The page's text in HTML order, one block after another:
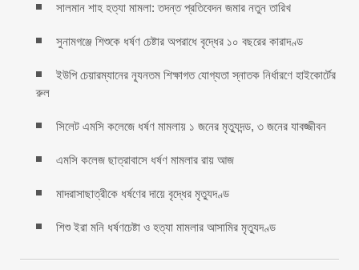
সালমান শাহ হত্যা মামলা: তদন্ত প্রতিবেদন জমার নতুন তারিখ
সুনামগঞ্জে শিশুকে ধর্ষণ চেষ্টার অপরাধে বৃদ্ধের ১০ বছরের কারাদণ্ড
ইউপি চেয়ারম্যানের ন্যূনতম শিক্ষাগত যোগ্যতা স্নাতক নির্ধারণে হাইকোর্টের
রুল
সিলেট এমসি কলেজে ধর্ষণ মামলায় ১ জনের মৃত্যুদন্ড, ৩ জনের যাবজ্জীবন
এমসি কলেজ ছাত্রাবাসে ধর্ষণ মামলার রায় আজ
মাদরাসাছাত্রীকে ধর্ষণের দায়ে বৃদ্ধের মৃত্যুদণ্ড
শিশু ইরা মনি ধর্ষণচেষ্টা ও হত্যা মামলার আসামির মৃত্যুদণ্ড